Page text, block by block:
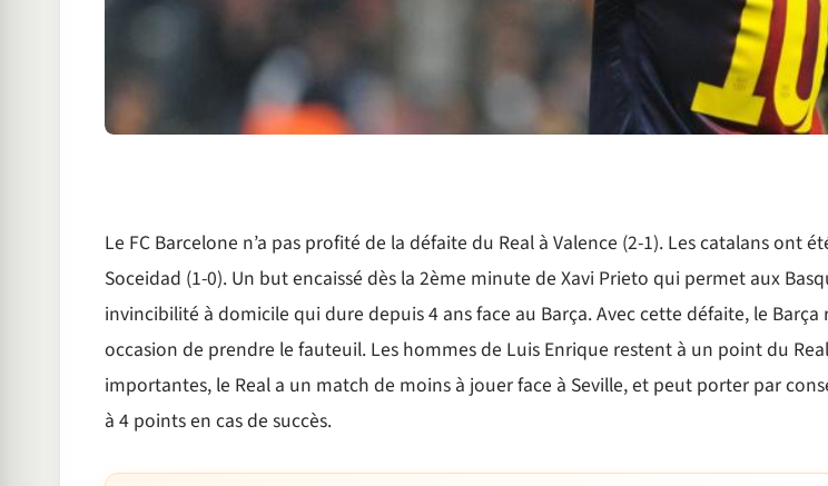
Le FC Barcelone n’a pas profité de la défaite du Real à Valence (2-1). Les catalans ont
Soceidad (1-0). Un but encaissé dès la 2ème minute de Xavi Prieto qui permet aux
invincibilité à domicile qui dure depuis 4 ans face au Barça. Avec cette défaite, le Barça
occasion de prendre le fauteuil. Les hommes de Luis Enrique restent à un point du
importantes, le Real a un match de moins à jouer face à Seville, et peut porter par
à 4 points en cas de succès.